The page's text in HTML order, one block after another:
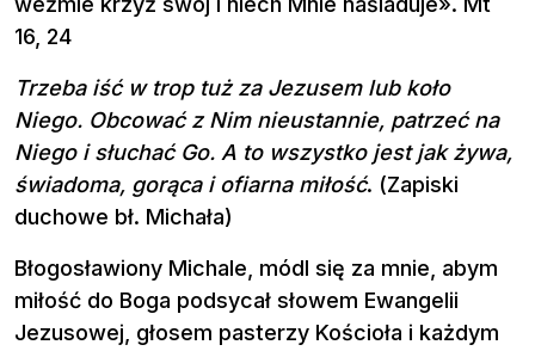
16, 24
Trzeba iść w trop tuż za Jezusem lub koło
Niego. Obcować z Nim nieustannie, patrzeć na
Niego i słuchać Go. A to wszystko jest jak żywa,
świadoma, gorąca i ofiarna miłość. (Zapiski
duchowe bł. Michała)
Błogosławiony Michale, módl się za mnie, abym
miłość do Boga podsycał słowem Ewangelii
Jezusowej, głosem pasterzy Kościoła i każdym